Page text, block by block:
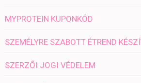
MYPROTEIN KUPONKÓD
SZEMÉLYRE SZABOTT ÉTREND
SZERZŐI JOGI VÉDELEM